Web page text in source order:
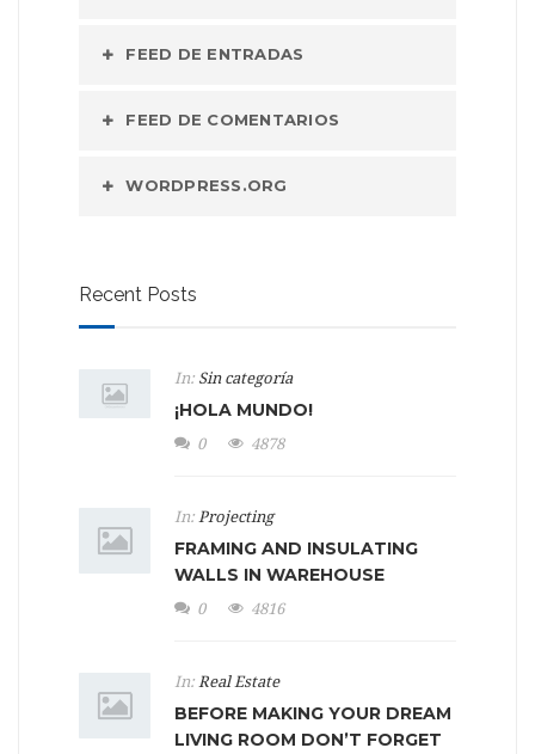
FEED DE ENTRADAS
FEED DE COMENTARIOS
WORDPRESS.ORG
Recent Posts
In: Sin categoría
¡HOLA MUNDO!
0 4878
In: Projecting
FRAMING AND INSULATING
WALLS IN WAREHOUSE
0 4816
In: Real Estate
BEFORE MAKING YOUR DREAM
LIVING ROOM DON’T FORGET